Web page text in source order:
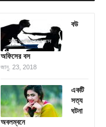
বউ
অফিসের বস
জানু. 23, 2018
একটি
সত্য
ঘটনা
অবলম্বনে